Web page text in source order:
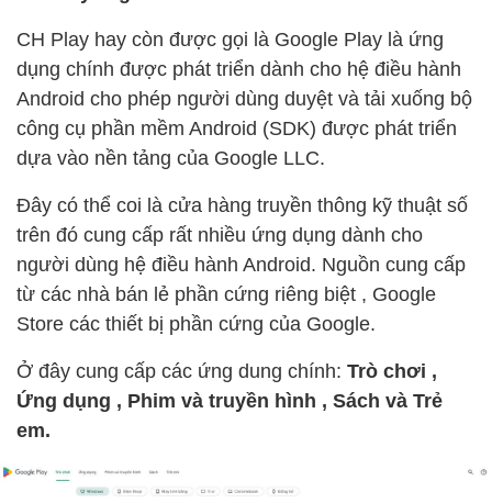
CH Play hay còn được gọi là Google Play là ứng
dụng chính được phát triển dành cho hệ điều hành
Android cho phép người dùng duyệt và tải xuống bộ
công cụ phần mềm Android (SDK) được phát triển
dựa vào nền tảng của Google LLC.
Đây có thể coi là cửa hàng truyền thông kỹ thuật số
trên đó cung cấp rất nhiều ứng dụng dành cho
người dùng hệ điều hành Android. Nguồn cung cấp
từ các nhà bán lẻ phần cứng riêng biệt , Google
Store các thiết bị phần cứng của Google.
Ở đây cung cấp các ứng dung chính: Trò chơi ,
Ứng dụng , Phim và truyền hình , Sách và Trẻ
em.